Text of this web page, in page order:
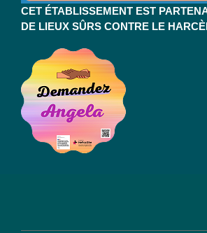
CET ÉTABLISSEMENT EST
DE LIEUX SÛRS CONTRE LE